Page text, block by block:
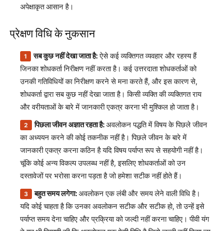
अपेक्षाकृत आसान है।
प्रेक्षण विधि के नुकसान
सब कुछ नहीं देखा जाता है:ऐसे कई व्यक्तिगत व्यवहार और रहस्य हैं
जिनका शोधकर्ता निरीक्षण नहीं करता है। कई उत्तरदाता शोधकर्ताओं को
उनकी गतिविधियों का निरीक्षण करने से मना करते हैं, और इस कारण से,
शोधकर्ता द्वारा सब कुछ नहीं देखा जाता है। किसी व्यक्ति की व्यक्तिगत राय
और वरीयताओं के बारे में जानकारी एकत्र करना भी मुश्किल हो जाता है।
पिछला जीवन अज्ञात रहता है:अवलोकन पद्धति में विषय के पिछले जीवन
का अध्ययन करने की कोई तकनीक नहीं है। पिछले जीवन के बारे में
जानकारी एकत्र करना कठिन है यदि विषय पर्याप्त रूप से सहयोगी नहीं है।
चूंकि कोई अन्य विकल्प उपलब्ध नहीं है, इसलिए शोधकर्ताओं को उन
दस्तावेजों पर भरोसा करना पड़ता है जो हमेशा सटीक नहीं होते हैं।
बहुत समय लगेगा:अवलोकन एक लंबी और समय लेने वाली विधि है।
यदि कोई चाहता है कि उनका अवलोकन सटीक और सटीक हो, तो उन्हें इसे
पर्याप्त समय देना चाहिए और प्रक्रिया को जल्दी नहीं करना चाहिए। पीवी यंग